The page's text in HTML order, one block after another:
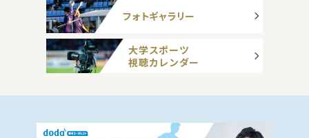
フォトギャラリー
大学スポーツ
視聴カレンダー